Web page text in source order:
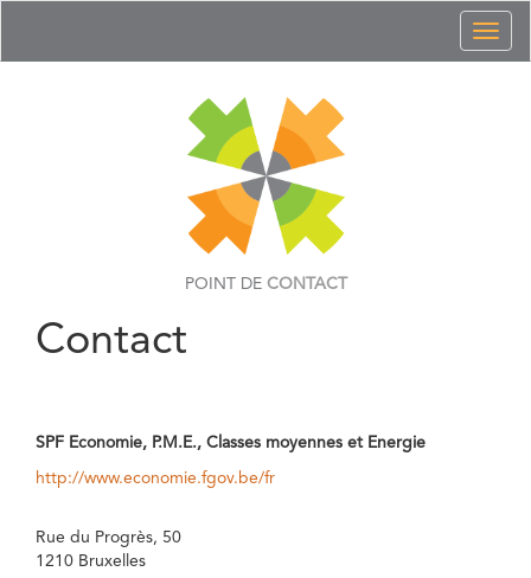
POINT DE CONTACT
Contact
SPF Economie, P.M.E., Classes moyennes et Energie
http://www.economie.fgov.be/fr
Rue du Progrès, 50
1210 Bruxelles